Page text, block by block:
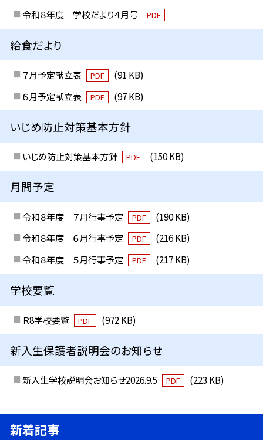
令和８年度 学校だより４月号 PDF
給食だより
７月予定献立表 PDF
(91 KB)
６月予定献立表
PDF (97 KB)
いじめ防止対策基本方針
いじめ防止対策基本方針 PDF (150 KB)
月間予定
令和８年度 ７月行事予定 PDF
(190 KB)
令和８年度 ６月行事予定
PDF
(216 KB)
令和８年度 ５月行事予定
PDF (217 KB)
学校要覧
Ｒ8学校要覧 PDF (972 KB)
新入生保護者説明会のお知らせ
新入生学校説明会お知らせ2026.9.5 PDF (223 KB)
新着記事